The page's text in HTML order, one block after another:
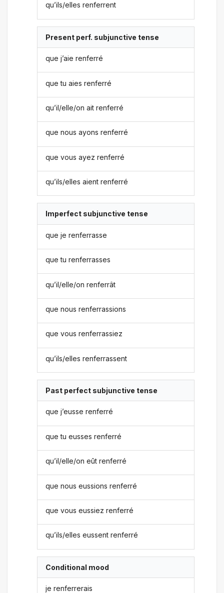
qu’ils/elles renferrent
Present perf. subjunctive tense
que j’aie renferré
que tu aies renferré
qu’il/elle/on ait renferré
que nous ayons renferré
que vous ayez renferré
qu’ils/elles aient renferré
Imperfect subjunctive tense
que je renferrasse
que tu renferrasses
qu’il/elle/on renferrât
que nous renferrassions
que vous renferrassiez
qu’ils/elles renferrassent
Past perfect subjunctive tense
que j’eusse renferré
que tu eusses renferré
qu’il/elle/on eût renferré
que nous eussions renferré
que vous eussiez renferré
qu’ils/elles eussent renferré
Conditional mood
je renferrerais